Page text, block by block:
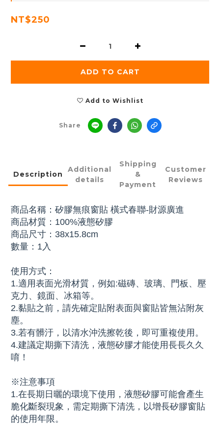
NT$250
ADD TO CART
Add to Wishlist
Share
Description
Additional
details
Shipping
&
Payment
Customer
Reviews
商品名稱：矽膠無痕窗貼 橫式春聯-財源廣進
商品材質：100%液態矽膠
商品尺寸：38x15.8cm
數量：1入
使用方式：
1.適用表面光滑材質，例如:磁磚、玻璃、門板、壓
克力、鏡面、冰箱等。
2.黏貼之前，請先確定貼附表面與窗貼皆無沾附灰
塵。
3.若有髒汙，以清水沖洗擦乾後，即可重複使用。
4.建議定期撕下清洗，液態矽膠才能使用長長久久
唷！
※注意事項
1.在長期日曬的環境下使用，液態矽膠可能會產生
脆化斷裂現象，需定期撕下清洗，以增長矽膠窗貼
的使用年限。